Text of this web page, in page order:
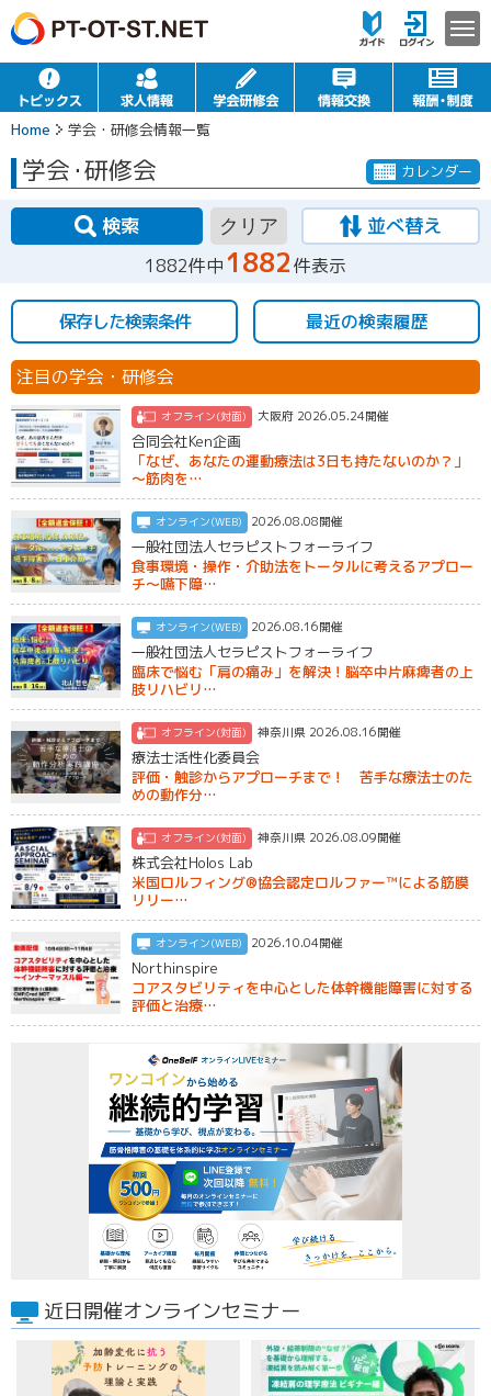
Home 学会・研修会情報一覧
学会・研修会 カレンダー
検索 クリア 並べ替え
1882件中1882件表示
保存した検索条件 最近の検索履歴
注目の学会・研修会
オフライン(対面) 大阪府 2026.05.24開催
合同会社Ken企画
「なぜ、あなたの運動療法は3日も持たないのか？」
～筋肉を…
オンライン(WEB) 2026.08.08開催
一般社団法人セラピストフォーライフ
食事環境・操作・介助法をトータルに考えるアプロー
チ～嚥下障…
オンライン(WEB) 2026.08.16開催
一般社団法人セラピストフォーライフ
臨床で悩む「肩の痛み」を解決！脳卒中片麻痺者の上
肢リハビリ…
オフライン(対面) 神奈川県 2026.08.16開催
療法士活性化委員会
評価・触診からアプローチまで！ 苦手な療法士のた
めの動作分…
オフライン(対面) 神奈川県 2026.08.09開催
株式会社Holos Lab
米国ロルフィング®︎協会認定ロルファー™️による筋膜
リリー…
オンライン(WEB) 2026.10.04開催
Northinspire
コアスタビリティを中心とした体幹機能障害に対する
評価と治療…
近日開催オンラインセミナー